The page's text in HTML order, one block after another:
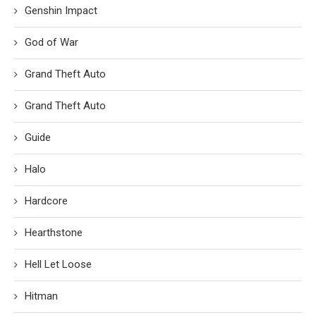
Genshin Impact
God of War
Grand Theft Auto
Grand Theft Auto
Guide
Halo
Hardcore
Hearthstone
Hell Let Loose
Hitman